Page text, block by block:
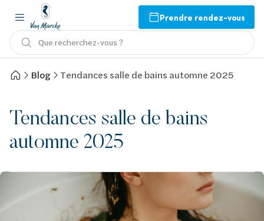
Prendre rendez-vous
Que recherchez-vous ?
Blog Tendances salle de bains automne 2025
Tendances salle de bains
automne 2025
Afbeelding